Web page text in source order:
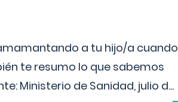
a tu hijo/a cuando
te resumo lo que sabemos
Ministerio de Sanidad, julio d...